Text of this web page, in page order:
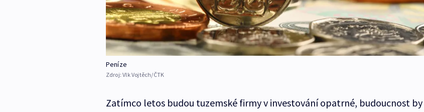
Peníze
Zdroj:Vlk Vojtěch/ČTK
Zatímco letos budou tuzemské firmy v investování opatrné, budoucnost by